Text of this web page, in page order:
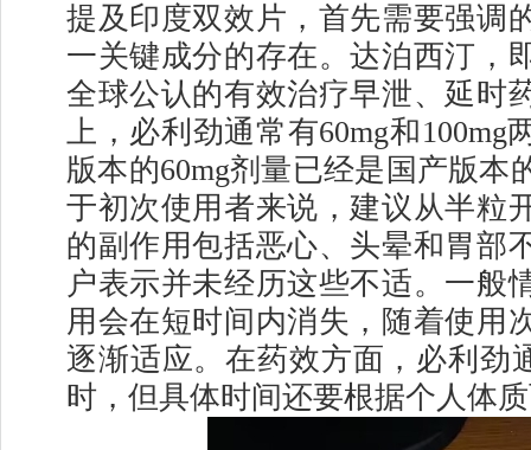
提及印度双效片，首先需要强调
一关键成分的存在。达泊西汀，
全球公认的有效治疗早泄、延时
上，必利劲通常有60mg和100mg
版本的60mg剂量已经是国产版本
于初次使用者来说，建议从半粒
的副作用包括恶心、头晕和胃部
户表示并未经历这些不适。一般
用会在短时间内消失，随着使用
逐渐适应。在药效方面，必利劲
时，但具体时间还要根据个人体